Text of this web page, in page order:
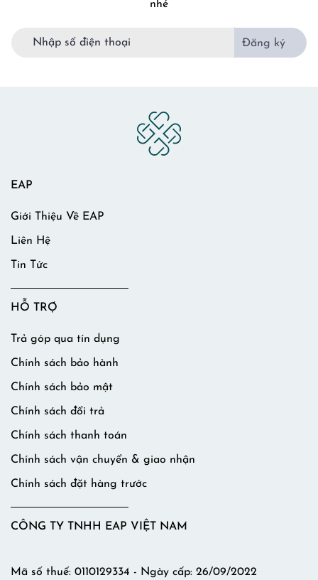
nhé
Đăng ký
EAP
Giới Thiệu Về EAP
Liên Hệ
Tin Tức
HỖ TRỢ
Trả góp qua tín dụng
Chính sách bảo hành
Chính sách bảo mật
Chính sách đổi trả
Chính sách thanh toán
Chính sách vận chuyển & giao nhận
Chính sách đặt hàng trước
CÔNG TY TNHH EAP VIỆT NAM
Mã số thuế: 0110129334 - Ngày cấp: 26/09/2022